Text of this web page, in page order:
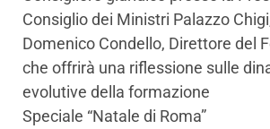
Consiglio dei Ministri Palazzo Chigi,
Domenico Condello, Direttore del
che offrirà una riflessione sulle
evolutive della formazione
Speciale “Natale di Roma”